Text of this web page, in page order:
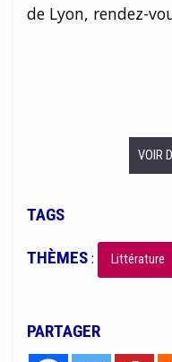
de Lyon, rendez-
VOIR
TAGS
THÈMES: Littérature
PARTAGER